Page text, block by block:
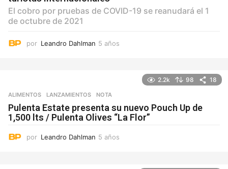
El cobro por pruebas de COVID-19 se reanudará el 1
de octubre de 2021
por Leandro Dahlman 5 años
2.2k 98 18
ALIMENTOS ,LANZAMIENTOS NOTA
Pulenta Estate presenta su nuevo Pouch Up de
1,500 lts / Pulenta Olives “La Flor”
por Leandro Dahlman 5 años